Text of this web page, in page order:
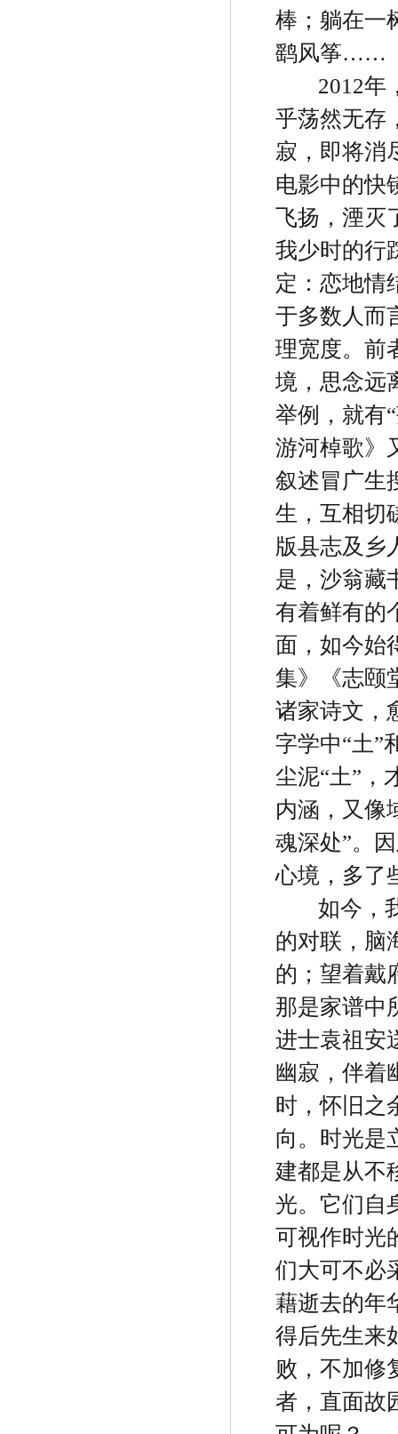
棒；躺在一
鹞风筝……
2012年
乎荡然无存
寂，即将消
电影中的快
飞扬，湮
我少时的行
定：恋地情
于多数人而
理宽度。前
境，思念远
举例，就有“
游河棹歌》
叙述冒广生
生，互相切
版县志及乡
是，沙翁藏
有着鲜有的
面，如今始
集》《志颐
诸家诗文，
字学中“土”
尘泥“土” ，
内涵，又像
魂深处”。
心境，多了
如今，
的对联，脑
的；望着戴
那是家谱中
进士袁祖安
幽寂，伴着
时，怀旧之
向。时光是
建都是从不
光。它们自
可视作时光
们大可不必
藉逝去的年
得后先生来
败，不加修
者，直面故